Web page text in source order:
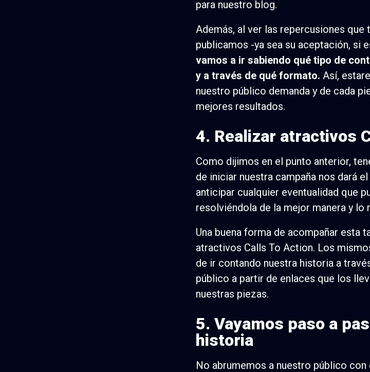
para nuestro blog.
Además, al ver las repercusiones que
publicamos -ya sea su aceptación, si
vamos a ir sabiendo qué tipo de
y a través de qué formato. Así,
nuestro público demanda y de cada
mejores resultados.
4. Realizar atractivos
Como dijimos en el punto anterior,
de iniciar nuestra campaña nos dará
anticipar cualquier eventualidad que
resolviéndola de la mejor manera y lo
Una buena forma de acompañar esta
atractivos Calls To Action. Los
de ir contando nuestra historia a
público a partir de enlaces que los
nuestras piezas.
5. Vayamos paso a
historia
No abrumemos a nuestro público